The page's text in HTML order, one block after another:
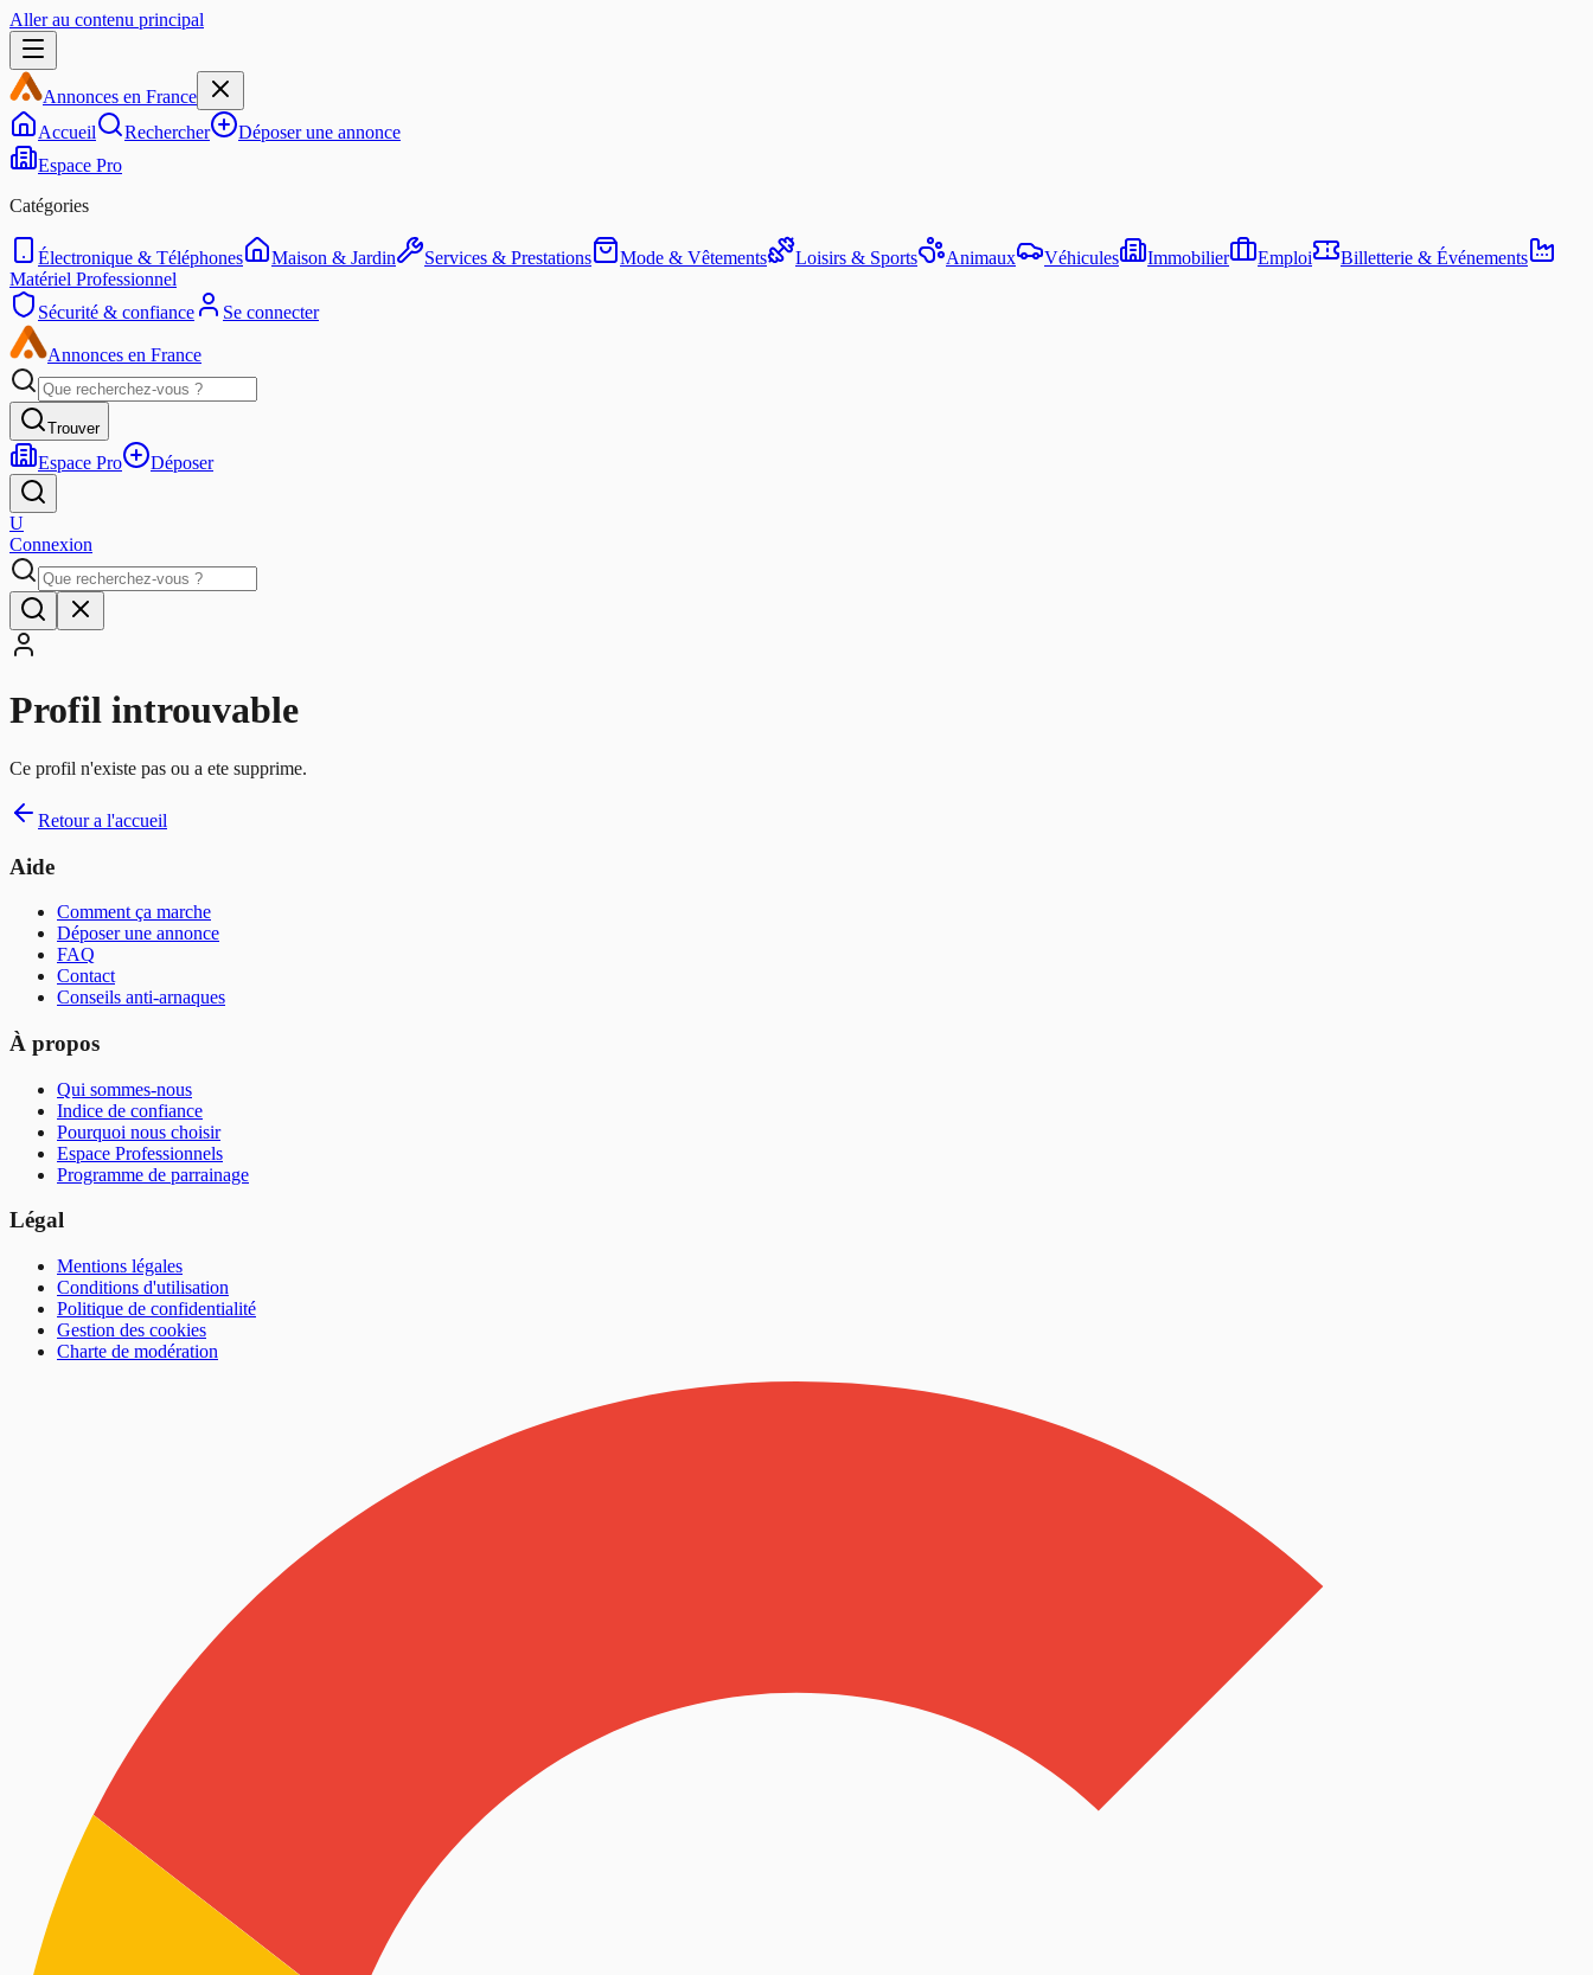
Aller au contenu principal
Annonces en France
Accueil
Rechercher
Déposer une annonce
Espace Pro
Catégories
Électronique & Téléphones Maison & Jardin Services & Prestations Mode & Vêtements Loisirs & Sports Animaux Véhicules Immobilier Emploi
Billetterie & Événements
Matériel Professionnel
Sécurité & confiance
Se connecter
Annonces en France
Trouver
Espace Pro Déposer
U
Connexion
Profil introuvable
Ce profil n'existe pas ou a ete supprime.
Retour a l'accueil
Aide
Comment ça marche
Déposer une annonce
FAQ
Contact
Conseils anti-arnaques
À propos
Qui sommes-nous
Indice de confiance
Pourquoi nous choisir
Espace Professionnels
Programme de parrainage
Légal
Mentions légales
Conditions d'utilisation
Politique de confidentialité
Gestion des cookies
Charte de modération